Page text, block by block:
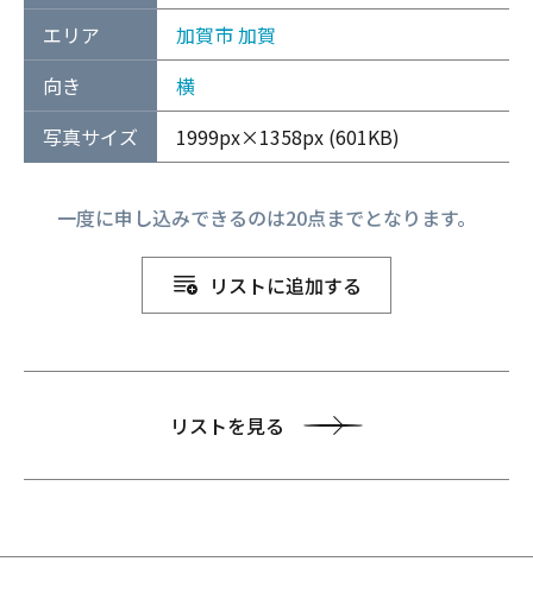
エリア
加賀市加賀
向き
横
写真サイズ
1999px×1358px (601KB)
一度に申し込みできるのは20点までとなります。
リストに追加する
リストを見る